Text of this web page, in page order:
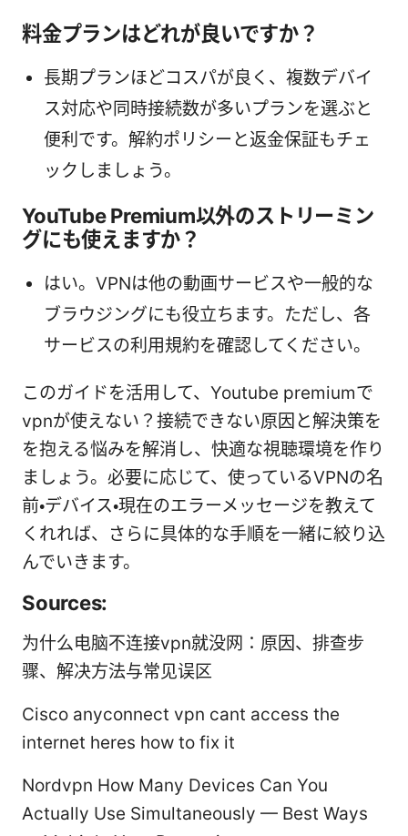
料金プランはどれが良いですか？
長期プランほどコスパが良く、複数デバイ
ス対応や同時接続数が多いプランを選ぶと
便利です。解約ポリシーと返金保証もチェ
ックしましょう。
YouTube Premium以外のストリーミン
グにも使えますか？
はい。VPNは他の動画サービスや一般的な
ブラウジングにも役立ちます。ただし、各
サービスの利用規約を確認してください。
このガイドを活用して、Youtube premiumで
vpnが使えない？接続できない原因と解決策を
を抱える悩みを解消し、快適な視聴環境を作り
ましょう。必要に応じて、使っているVPNの名
前・デバイス・現在のエラーメッセージを教えて
くれれば、さらに具体的な手順を一緒に絞り込
んでいきます。
Sources:
为什么电脑不连接vpn就没网：原因、排查步
骤、解决方法与常见误区
Cisco anyconnect vpn cant access the
internet heres how to fix it
Nordvpn How Many Devices Can You
Actually Use Simultaneously — Best Ways